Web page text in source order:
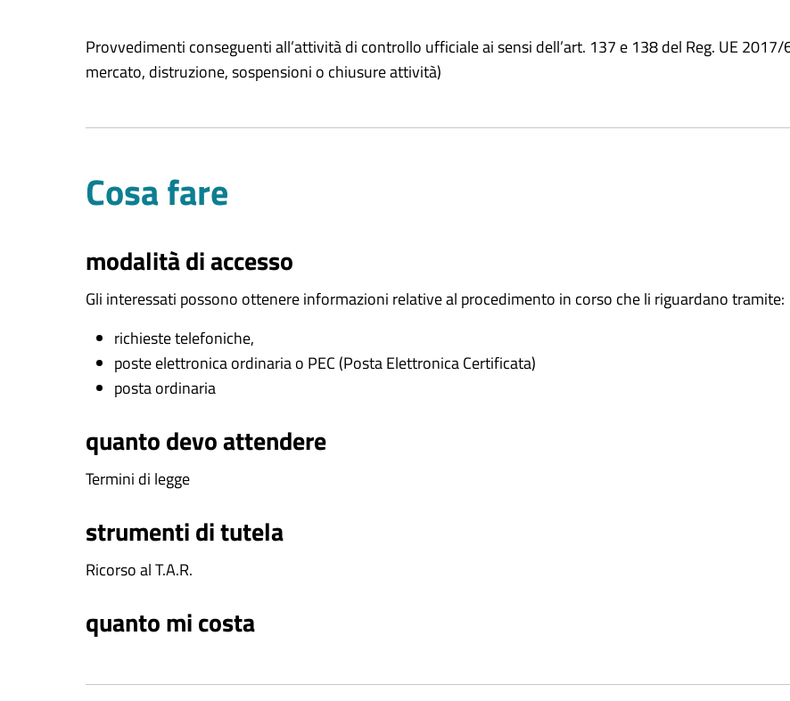
Provvedimenti conseguenti all’attività di controllo ufficiale ai sensi dell’art. 137 e 138 del Reg. UE
mercato, distruzione, sospensioni o chiusure attività)
Cosa fare
modalità di accesso
Gli interessati possono ottenere informazioni relative al procedimento in corso che li riguardano tramite:
richieste telefoniche,
poste elettronica ordinaria o PEC (Posta Elettronica Certificata)
posta ordinaria
quanto devo attendere
Termini di legge
strumenti di tutela
Ricorso al T.A.R.
quanto mi costa